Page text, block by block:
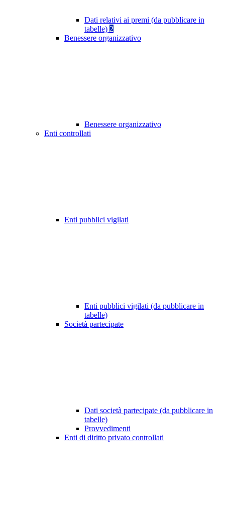
Dati relativi ai premi (da pubblicare in
tabelle) 2
Benessere organizzativo
Benessere organizzativo
Enti controllati
Enti pubblici vigilati
Enti pubblici vigilati (da pubblicare in
tabelle)
Società partecipate
Dati società partecipate (da pubblicare in
tabelle)
Provvedimenti
Enti di diritto privato controllati